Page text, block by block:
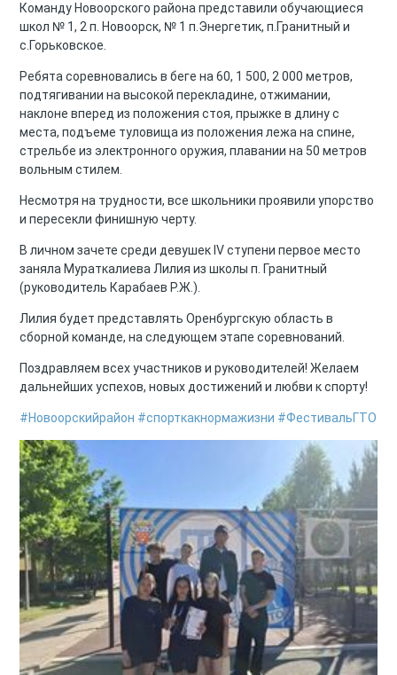
Команду Новоорского района представили обучающиеся
школ № 1, 2 п. Новоорск, № 1 п.Энергетик, п.Гранитный и
с.Горьковское.
Ребята соревновались в беге на 60, 1 500, 2 000 метров,
подтягивании на высокой перекладине, отжимании,
наклоне вперед из положения стоя, прыжке в длину с
места, подъеме туловища из положения лежа на спине,
стрельбе из электронного оружия, плавании на 50 метров
вольным стилем.
Несмотря на трудности, все школьники проявили упорство
и пересекли финишную черту.
В личном зачете среди девушек IV ступени первое место
заняла Мураткалиева Лилия из школы п. Гранитный
(руководитель Карабаев Р.Ж.).
Лилия будет представлять Оренбургскую область в
сборной команде, на следующем этапе соревнований.
Поздравляем всех участников и руководителей! Желаем
дальнейших успехов, новых достижений и любви к спорту!
#Новоорскийрайон #спорткакнормажизни #ФестивальГТО